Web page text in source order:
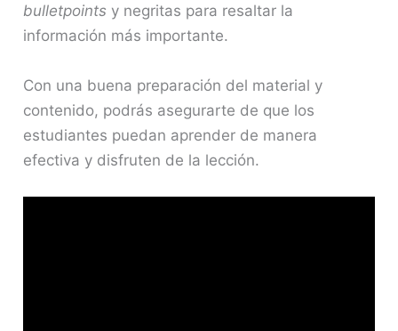
bulletpoints y negritas para resaltar la
información más importante.
Con una buena preparación del material y
contenido, podrás asegurarte de que los
estudiantes puedan aprender de manera
efectiva y disfruten de la lección.